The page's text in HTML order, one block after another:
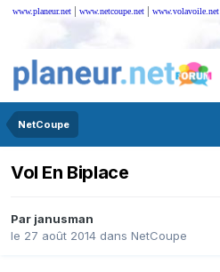
www.planeur.net | www.netcoupe.net | www.volavoile.net
NetCoupe
Vol En Biplace
Par janusman
le 27 août 2014 dans NetCoupe